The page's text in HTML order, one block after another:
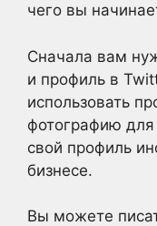
чего вы
Сначала вам
и профиль в
использовать
фотографию для
свой профиль
бизнесе.
Вы можете